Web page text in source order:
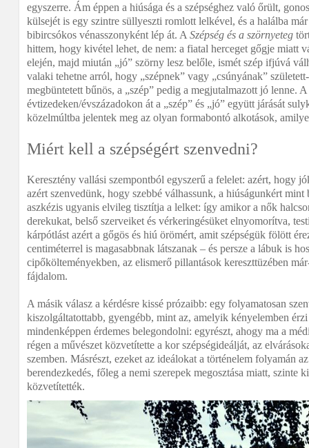
egyszerre. Ám éppen a hiúsága és a szépséghez való őrült,
külsejét is egy szintre süllyeszti romlott lelkével, és a halálba
bibircsókos vénasszonyként lép át. A Szépség és a szörnyeteg
hittem, hogy kivétel lehet, de nem: a fiatal herceget gőgje miatt
elején, majd miután „jó” szörny lesz belőle, ismét szép ifjúvá
valaki tehetne arról, hogy „szépnek” vagy „csúnyának”
megbüntetett bűnös, a „szép” pedig a megjutalmazott jó lenne.
évtizedeken/évszázadokon át a „szép” és „jó” együtt járását
közelmúltba jelentek meg az olyan formabontó alkotások,
Miért kell a szépségért szenvedni?
Keresztény vallási szempontból egyszerű a felelet: azért, hogy
azért szenvedünk, hogy szebbé válhassunk, a hiúságunkért
aszkézis ugyanis elvileg tisztítja a lelket: így amikor a nők
derekukat, belső szerveiket és vérkeringésüket elnyomorítva,
kárpótlást azért a gőgös és hiú örömért, amit szépségük fölött
centiméterrel is magasabbnak látszanak – és persze a lábuk is
cipőkölteményekben, az elismerő pillantások kereszttüzében
fájdalom.
A másik válasz a kérdésre kissé prózaibb: egy folyamatosan
kiszolgáltatottabb, gyengébb, mint az, amelyik kényelemben
mindenképpen érdemes belegondolni: egyrészt, ahogy ma a
régen a művészet közvetítette a kor szépségideálját, az
szemben. Másrészt, ezeket az ideálokat a történelem folyamán
berendezkedés, főleg a nemi szerepek megosztása miatt, szinte
közvetítették.